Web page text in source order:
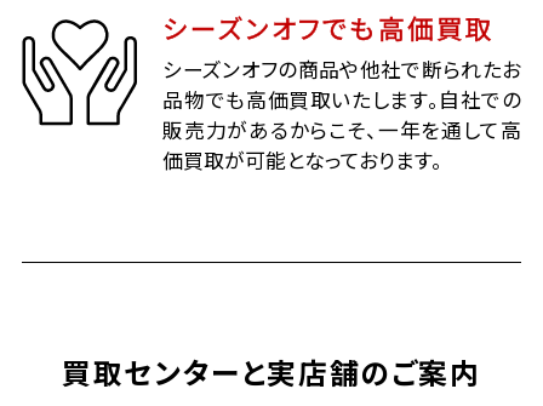
シーズンオフでも高価買取
シーズンオフの商品や他社で断られたお
品物でも高価買取いたします。自社での
販売力があるからこそ、一年を通して高
価買取が可能となっております。
買取センターと実店舗のご案内